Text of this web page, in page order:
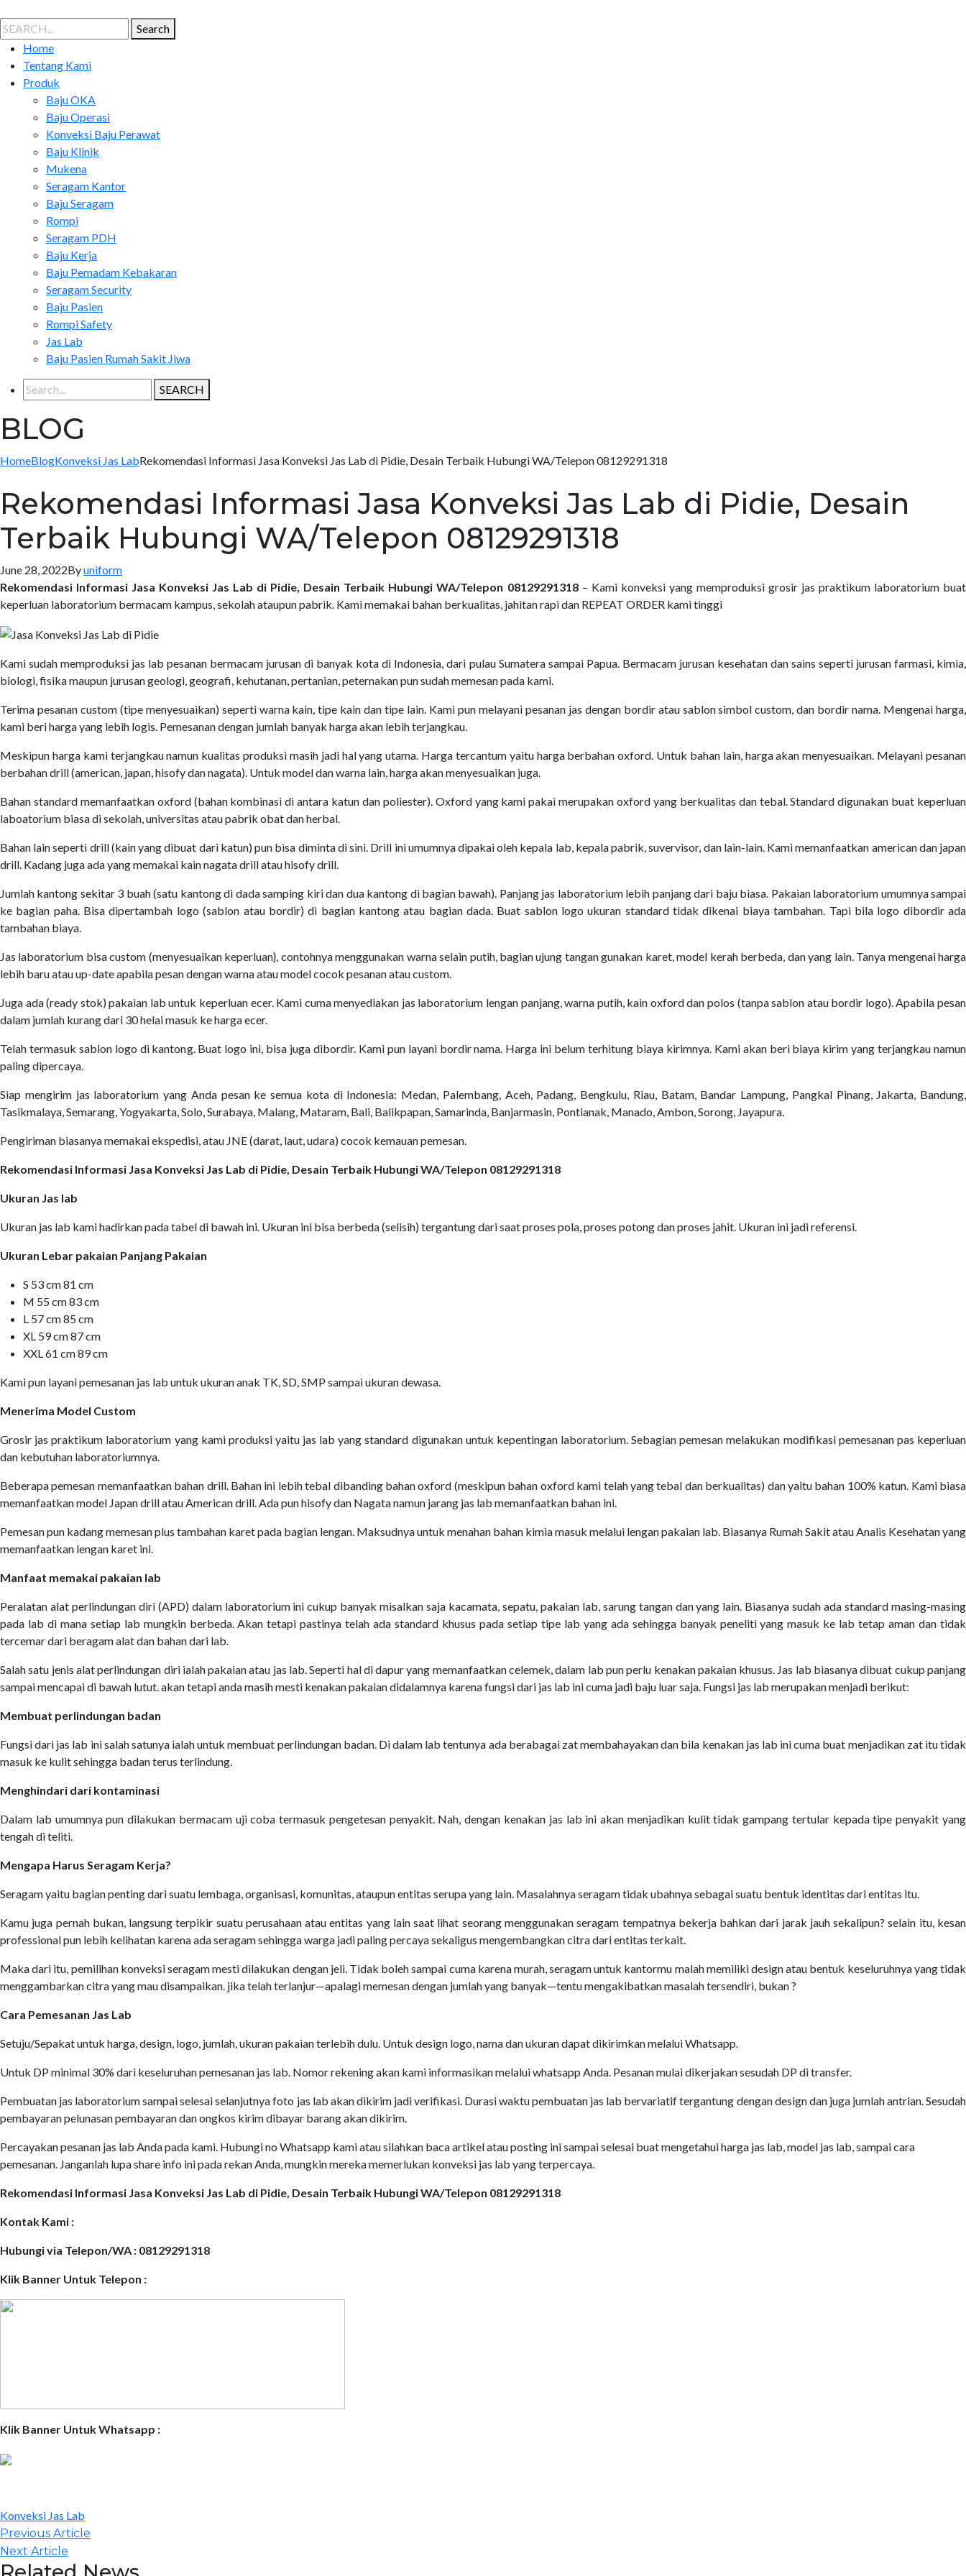
Search
for:
Search
Home
Tentang Kami
Produk
Baju OKA
Baju Operasi
Konveksi Baju Perawat
Baju Klinik
Mukena
Seragam Kantor
Baju Seragam
Rompi
Seragam PDH
Baju Kerja
Baju Pemadam Kebakaran
Seragam Security
Baju Pasien
Rompi Safety
Jas Lab
Baju Pasien Rumah Sakit Jiwa
SEARCH
BLOG
HomeBlogKonveksi Jas LabRekomendasi Informasi Jasa Konveksi Jas Lab di Pidie, Desain Terbaik Hubungi WA/Telepon 08129291318
Rekomendasi Informasi Jasa Konveksi Jas Lab di Pidie, Desain
Terbaik Hubungi WA/Telepon 08129291318
June 28, 2022Byuniform
Rekomendasi Informasi Jasa Konveksi Jas Lab di Pidie, Desain Terbaik Hubungi WA/Telepon 08129291318– Kami konveksi yang memproduksi grosir jas praktikum laboratorium buat
keperluan laboratorium bermacam kampus, sekolah ataupun pabrik. Kami memakai bahan berkualitas, jahitan rapi dan REPEAT ORDER kami tinggi
Kami sudah memproduksi jas lab pesanan bermacam jurusan di banyak kota di Indonesia, dari pulau Sumatera sampai Papua. Bermacam jurusan kesehatan dan sains seperti jurusan farmasi, kimia,
biologi, fisika maupun jurusan geologi, geografi, kehutanan, pertanian, peternakan pun sudah memesan pada kami.
Terima pesanan custom (tipe menyesuaikan) seperti warna kain, tipe kain dan tipe lain. Kami pun melayani pesanan jas dengan bordir atau sablon simbol custom, dan bordir nama. Mengenai harga,
kami beri harga yang lebih logis. Pemesanan dengan jumlah banyak harga akan lebih terjangkau.
Meskipun harga kami terjangkau namun kualitas produksi masih jadi hal yang utama. Harga tercantum yaitu harga berbahan oxford. Untuk bahan lain, harga akan menyesuaikan. Melayani pesanan
berbahan drill (american, japan, hisofy dan nagata). Untuk model dan warna lain, harga akan menyesuaikan juga.
Bahan standard memanfaatkan oxford (bahan kombinasi di antara katun dan poliester). Oxford yang kami pakai merupakan oxford yang berkualitas dan tebal. Standard digunakan buat keperluan
laboatorium biasa di sekolah, universitas atau pabrik obat dan herbal.
Bahan lain seperti drill (kain yang dibuat dari katun) pun bisa diminta di sini. Drill ini umumnya dipakai oleh kepala lab, kepala pabrik, suvervisor, dan lain-lain. Kami memanfaatkan american dan japan
drill. Kadang juga ada yang memakai kain nagata drill atau hisofy drill.
Jumlah kantong sekitar 3 buah (satu kantong di dada samping kiri dan dua kantong di bagian bawah). Panjang jas laboratorium lebih panjang dari baju biasa. Pakaian laboratorium umumnya sampai
ke bagian paha. Bisa dipertambah logo (sablon atau bordir) di bagian kantong atau bagian dada. Buat sablon logo ukuran standard tidak dikenai biaya tambahan. Tapi bila logo dibordir ada
tambahan biaya.
Jas laboratorium bisa custom (menyesuaikan keperluan}, contohnya menggunakan warna selain putih, bagian ujung tangan gunakan karet, model kerah berbeda, dan yang lain. Tanya mengenai harga
lebih baru atau up-date apabila pesan dengan warna atau model cocok pesanan atau custom.
Juga ada (ready stok) pakaian lab untuk keperluan ecer. Kami cuma menyediakan jas laboratorium lengan panjang, warna putih, kain oxford dan polos (tanpa sablon atau bordir logo). Apabila pesan
dalam jumlah kurang dari 30 helai masuk ke harga ecer.
Telah termasuk sablon logo di kantong. Buat logo ini, bisa juga dibordir. Kami pun layani bordir nama. Harga ini belum terhitung biaya kirimnya. Kami akan beri biaya kirim yang terjangkau namun
paling dipercaya.
Siap mengirim jas laboratorium yang Anda pesan ke semua kota di Indonesia: Medan, Palembang, Aceh, Padang, Bengkulu, Riau, Batam, Bandar Lampung, Pangkal Pinang, Jakarta, Bandung,
Tasikmalaya, Semarang, Yogyakarta, Solo, Surabaya, Malang, Mataram, Bali, Balikpapan, Samarinda, Banjarmasin, Pontianak, Manado, Ambon, Sorong, Jayapura.
Pengiriman biasanya memakai ekspedisi, atau JNE (darat, laut, udara) cocok kemauan pemesan.
Rekomendasi Informasi Jasa Konveksi Jas Lab di Pidie, Desain Terbaik Hubungi WA/Telepon 08129291318
Ukuran Jas lab
Ukuran jas lab kami hadirkan pada tabel di bawah ini. Ukuran ini bisa berbeda (selisih) tergantung dari saat proses pola, proses potong dan proses jahit. Ukuran ini jadi referensi.
Ukuran Lebar pakaian Panjang Pakaian
S 53 cm 81 cm
M 55 cm 83 cm
L 57 cm 85 cm
XL 59 cm 87 cm
XXL 61 cm 89 cm
Kami pun layani pemesanan jas lab untuk ukuran anak TK, SD, SMP sampai ukuran dewasa.
Menerima Model Custom
Grosir jas praktikum laboratorium yang kami produksi yaitu jas lab yang standard digunakan untuk kepentingan laboratorium. Sebagian pemesan melakukan modifikasi pemesanan pas keperluan
dan kebutuhan laboratoriumnya.
Beberapa pemesan memanfaatkan bahan drill. Bahan ini lebih tebal dibanding bahan oxford (meskipun bahan oxford kami telah yang tebal dan berkualitas) dan yaitu bahan 100% katun. Kami biasa
memanfaatkan model Japan drill atau American drill. Ada pun hisofy dan Nagata namun jarang jas lab memanfaatkan bahan ini.
Pemesan pun kadang memesan plus tambahan karet pada bagian lengan. Maksudnya untuk menahan bahan kimia masuk melalui lengan pakaian lab. Biasanya Rumah Sakit atau Analis Kesehatan yang
memanfaatkan lengan karet ini.
Manfaat memakai pakaian lab
Peralatan alat perlindungan diri (APD) dalam laboratorium ini cukup banyak misalkan saja kacamata, sepatu, pakaian lab, sarung tangan dan yang lain. Biasanya sudah ada standard masing-masing
pada lab di mana setiap lab mungkin berbeda. Akan tetapi pastinya telah ada standard khusus pada setiap tipe lab yang ada sehingga banyak peneliti yang masuk ke lab tetap aman dan tidak
tercemar dari beragam alat dan bahan dari lab.
Salah satu jenis alat perlindungan diri ialah pakaian atau jas lab. Seperti hal di dapur yang memanfaatkan celemek, dalam lab pun perlu kenakan pakaian khusus. Jas lab biasanya dibuat cukup panjang
sampai mencapai di bawah lutut. akan tetapi anda masih mesti kenakan pakaian didalamnya karena fungsi dari jas lab ini cuma jadi baju luar saja. Fungsi jas lab merupakan menjadi berikut:
Membuat perlindungan badan
Fungsi dari jas lab ini salah satunya ialah untuk membuat perlindungan badan. Di dalam lab tentunya ada berabagai zat membahayakan dan bila kenakan jas lab ini cuma buat menjadikan zat itu tidak
masuk ke kulit sehingga badan terus terlindung.
Menghindari dari kontaminasi
Dalam lab umumnya pun dilakukan bermacam uji coba termasuk pengetesan penyakit. Nah, dengan kenakan jas lab ini akan menjadikan kulit tidak gampang tertular kepada tipe penyakit yang
tengah di teliti.
Mengapa Harus Seragam Kerja?
Seragam yaitu bagian penting dari suatu lembaga, organisasi, komunitas, ataupun entitas serupa yang lain. Masalahnya seragam tidak ubahnya sebagai suatu bentuk identitas dari entitas itu.
Kamu juga pernah bukan, langsung terpikir suatu perusahaan atau entitas yang lain saat lihat seorang menggunakan seragam tempatnya bekerja bahkan dari jarak jauh sekalipun? selain itu, kesan
professional pun lebih kelihatan karena ada seragam sehingga warga jadi paling percaya sekaligus mengembangkan citra dari entitas terkait.
Maka dari itu, pemilihan konveksi seragam mesti dilakukan dengan jeli. Tidak boleh sampai cuma karena murah, seragam untuk kantormu malah memiliki design atau bentuk keseluruhnya yang tidak
menggambarkan citra yang mau disampaikan. jika telah terlanjur—apalagi memesan dengan jumlah yang banyak—tentu mengakibatkan masalah tersendiri, bukan ?
Cara Pemesanan Jas Lab
Setuju/Sepakat untuk harga, design, logo, jumlah, ukuran pakaian terlebih dulu. Untuk design logo, nama dan ukuran dapat dikirimkan melalui Whatsapp.
Untuk DP minimal 30% dari keseluruhan pemesanan jas lab. Nomor rekening akan kami informasikan melalui whatsapp Anda. Pesanan mulai dikerjakan sesudah DP di transfer.
Pembuatan jas laboratorium sampai selesai selanjutnya foto jas lab akan dikirim jadi verifikasi. Durasi waktu pembuatan jas lab bervariatif tergantung dengan design dan juga jumlah antrian. Sesudah
pembayaran pelunasan pembayaran dan ongkos kirim dibayar barang akan dikirim.
Percayakan pesanan jas lab Anda pada kami. Hubungi no Whatsapp kami atau silahkan baca artikel atau posting ini sampai selesai buat mengetahui harga jas lab, model jas lab, sampai cara
pemesanan. Janganlah lupa share info ini pada rekan Anda, mungkin mereka memerlukan konveksi jas lab yang terpercaya.
Rekomendasi Informasi Jasa Konveksi Jas Lab di Pidie, Desain Terbaik Hubungi WA/Telepon 08129291318
Kontak Kami :
Hubungi via Telepon/WA : 08129291318
Klik Banner Untuk Telepon :
Klik Banner Untuk Whatsapp :
Konveksi Jas Lab
Post
navigation
Previous Article
Next Article
Article: